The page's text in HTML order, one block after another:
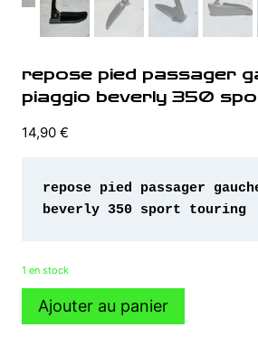
repose pied passager
piaggio beverly 350
14,90 €
repose pied passager
beverly 350 sport touring
1 en stock
quantité
Ajouter au panier